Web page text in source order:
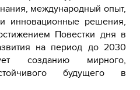
международный опыт,
инновационные решения,
Повестки дня в
на период до 2030
созданию мирного,
будущего в